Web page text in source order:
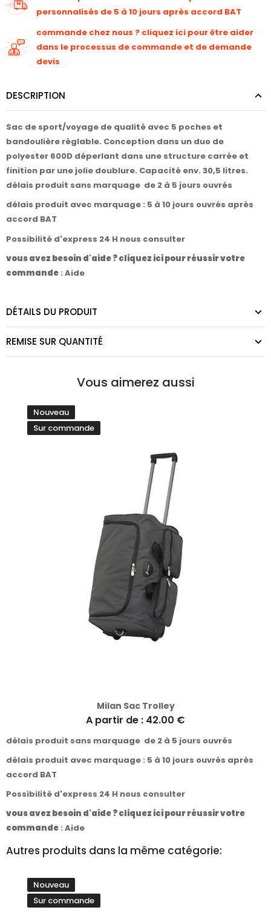
personnalisés de 5 à 10 jours après accord BAT
commande chez nous ? cliquez ici pour être aider
dans le processus de commande et de demande
devis
DESCRIPTION
Sac de sport/voyage de qualité avec 5 poches et
bandoulière réglable. Conception dans un duo de
polyester 600D déperlant dans une structure carrée et
finition par une jolie doublure. Capacité env. 30,5 litres.
délais produit sans marquage de 2 à 5 jours ouvrés
délais produit avec marquage : 5 à 10 jours ouvrés après
accord BAT
Possibilité d'express 24 H nous consulter
vous avez besoin d'aide ? cliquez ici pour réussir votre
commande : Aide
DÉTAILS DU PRODUIT
REMISE SUR QUANTITÉ
Vous aimerez aussi
Nouveau
Sur commande
Milan Sac Trolley
A partir de : 42.00 €
délais produit sans marquage de 2 à 5 jours ouvrés
délais produit avec marquage : 5 à 10 jours ouvrés après
accord BAT
Possibilité d'express 24 H nous consulter
vous avez besoin d'aide ? cliquez ici pour réussir votre
commande : Aide
Autres produits dans la même catégorie:
Nouveau
Sur commande